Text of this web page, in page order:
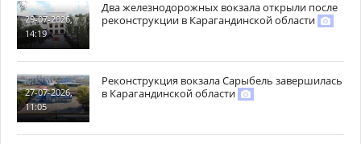
29-07-2026,
14:19
Два железнодорожных вокзала открыли после
реконструкции в Карагандинской области
27-07-2026,
11:05
Реконструкция вокзала Сарыбель завершилась
в Карагандинской области